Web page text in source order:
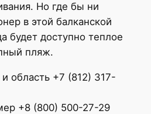
Но где бы ни
в этой балканской
будет доступно теплое
пляж.
область +7 (812) 317-
+8 (800) 500-27-29